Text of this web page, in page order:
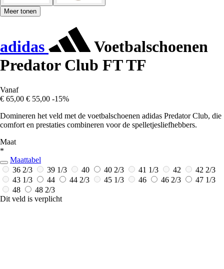
Meer tonen
adidas
Voetbalschoenen
Predator Club FT TF
Vanaf
€ 65,00 € 55,00 -15%
Domineren het veld met de voetbalschoenen adidas Predator Club, die
comfort en prestaties combineren voor de spelletjesliefhebbers.
Maat
*
Maattabel
36 2/3
39 1/3 40 40 2/3 41 1/3 42
42 2/3
43 1/3
44 44 2/3 45 1/3 46 46 2/3
47 1/3
48
48 2/3
Dit veld is verplicht